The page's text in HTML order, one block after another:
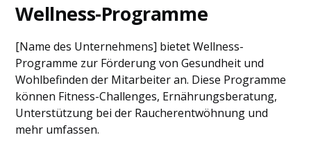
Wellness-Programme
[Name des Unternehmens] bietet Wellness-
Programme zur Förderung von Gesundheit und
Wohlbefinden der Mitarbeiter an. Diese Programme
können Fitness-Challenges, Ernährungsberatung,
Unterstützung bei der Raucherentwöhnung und
mehr umfassen.